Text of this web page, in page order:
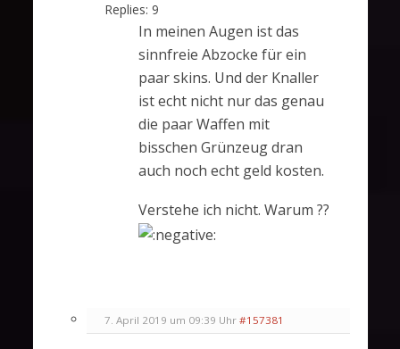
Replies: 9
In meinen Augen ist das
sinnfreie Abzocke für ein
paar skins. Und der Knaller
ist echt nicht nur das genau
die paar Waffen mit
bisschen Grünzeug dran
auch noch echt geld kosten.
Verstehe ich nicht. Warum ??
7. April 2019 um 09:39 Uhr #157381